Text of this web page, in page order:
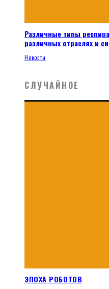
Различные типы
различных отраслях и
Новости
СЛУЧАЙНОЕ
ЭПОХА РОБОТОВ